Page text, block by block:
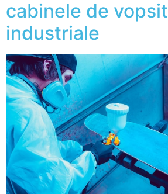
cabinele de vopsit
industriale